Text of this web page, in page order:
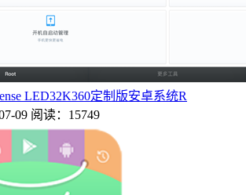
LED32K360定制版安卓系统R
09 阅读：15749